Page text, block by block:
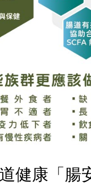
健康「腸